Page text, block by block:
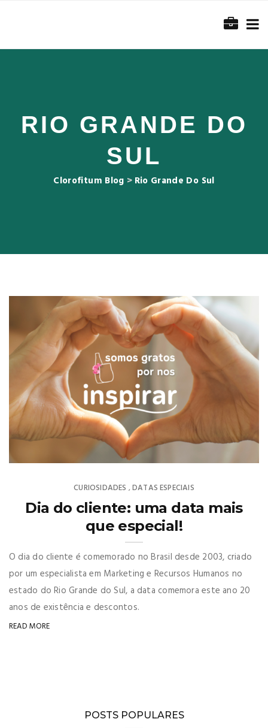
RIO GRANDE DO
SUL
Clorofitum Blog > Rio Grande Do Sul
CURIOSIDADES ,DATAS ESPECIAIS
Dia do cliente: uma data mais
que especial!
O dia do cliente é comemorado no Brasil desde 2003, criado
por um especialista em Marketing e Recursos Humanos no
estado do Rio Grande do Sul, a data comemora este ano 20
anos de existência e descontos.
READ MORE
POSTS POPULARES